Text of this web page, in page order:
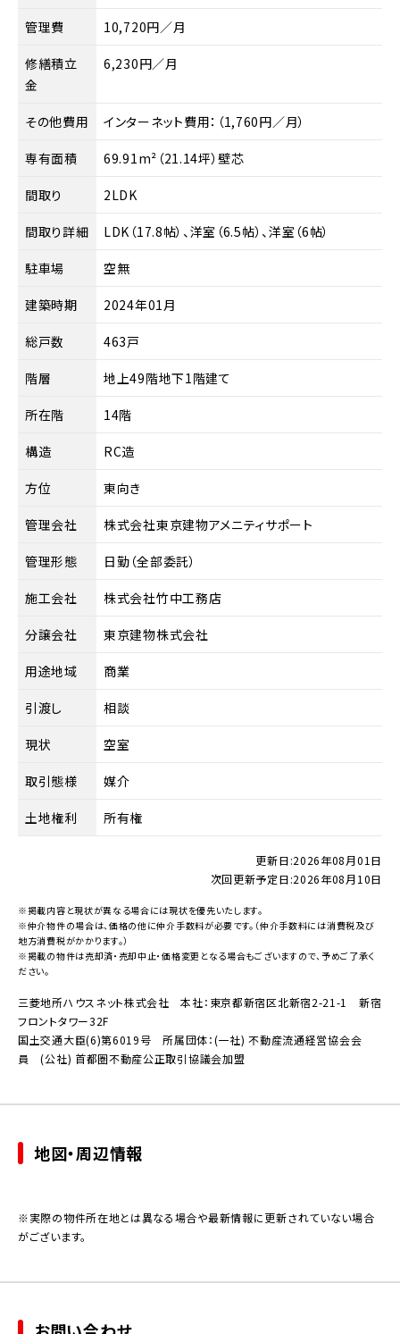
管理費 10,720円／月
修繕積立
金
6,230円／月
その他費用 インターネット費用：（1,760円／月）
専有面積 69.91m²（21.14坪）壁芯
間取り 2LDK
間取り詳細 LDK（17.8帖）、洋室（6.5帖）、洋室（6帖）
駐車場 空無
建築時期 2024年01月
総戸数 463戸
階層 地上49階地下1階建て
所在階 14階
構造 RC造
方位 東向き
管理会社 株式会社東京建物アメニティサポート
管理形態 日勤（全部委託）
施工会社 株式会社竹中工務店
分譲会社 東京建物株式会社
用途地域 商業
引渡し 相談
現状 空室
取引態様 媒介
土地権利 所有権
更新日:2026年08月01日
次回更新予定日:2026年08月10日
※掲載内容と現状が異なる場合には現状を優先いたします。
※仲介物件の場合は、価格の他に仲介手数料が必要です。（仲介手数料には消費税及び
地方消費税がかかります。）
※掲載の物件は売却済・売却中止・価格変更となる場合もございますので、予めご了承く
ださい。
三菱地所ハウスネット株式会社 本社：東京都新宿区北新宿2-21-1 新宿
フロントタワー32F
国土交通大臣(6)第6019号 所属団体：(一社) 不動産流通経営協会会
員 (公社) 首都圏不動産公正取引協議会加盟
地図・周辺情報
※実際の物件所在地とは異なる場合や最新情報に更新されていない場合
がございます。